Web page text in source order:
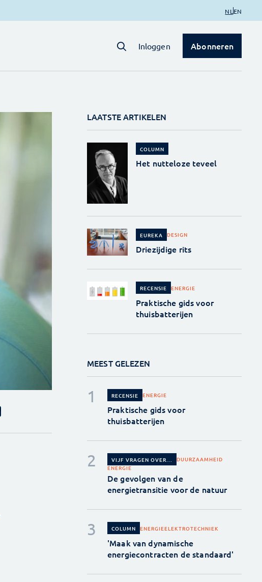
NL EN
Inloggen Abonneren
LAATSTE ARTIKELEN
COLUMN
Het nutteloze teveel
EUREKA DESIGN
Driezijdige rits
RECENSIE ENERGIE
Praktische gids voor
thuisbatterijen
MEEST GELEZEN
RECENSIE ENERGIE
Praktische gids voor
thuisbatterijen
VIJF VRAGEN OVER...
DUURZAAMHEID
ENERGIE
De gevolgen van de
energietransitie voor de natuur
COLUMN ENERGIEELEKTROTECHNIEK
'Maak van dynamische
energiecontracten de standaard'